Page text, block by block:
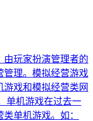
由玩家扮演管理者的
管理。模拟经营游戏
戏和模拟经营类网
单机游戏在过去一
单机游戏。如：